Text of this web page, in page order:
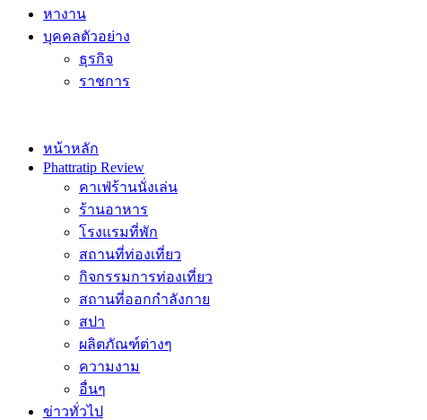
หางาน
บุคคลตัวอย่าง
ธุรกิจ
ราชการ
หน้าหลัก
Phattratip Review
คาเฟ่ร้านนั่งเล่น
ร้านอาหาร
โรงแรมที่พัก
สถานที่ท่องเที่ยว
กิจกรรมการท่องเที่ยว
สถานที่ออกกำลังกาย
สปา
ผลิตภัณฑ์ต่างๆ
ความงาม
อื่นๆ
ข่าวทั่วไป